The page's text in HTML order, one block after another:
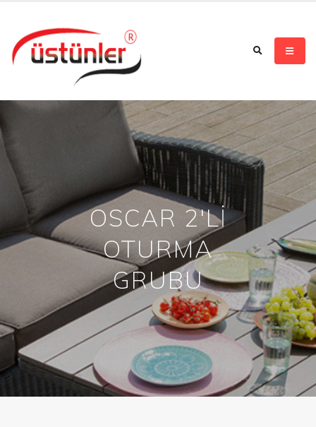
OSCAR 2'Lİ
OTURMA
GRUBU